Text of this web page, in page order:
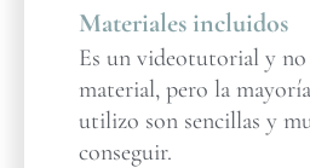
Materiales incluidos
Es un videotutorial y
material, pero la
utilizo son sencillas y
conseguir.